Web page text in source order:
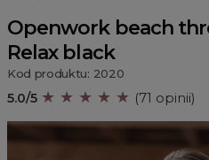
Openwork beach
Relax black
Kod produktu: 2020
5.0/5 ★ ★ ★ ★ ★ (71 opinii)